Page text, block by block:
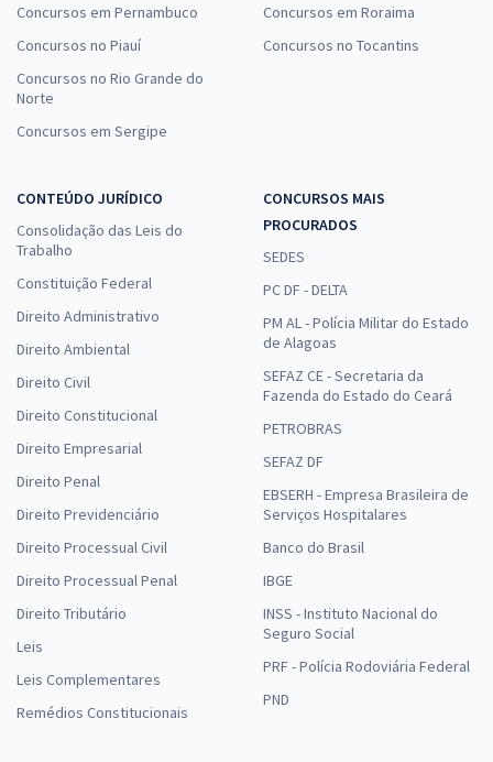
Concursos em Pernambuco
Concursos no Piauí
Concursos no Rio Grande do
Norte
Concursos em Sergipe
Concursos em Roraima
Concursos no Tocantins
CONTEÚDO JURÍDICO
Consolidação das Leis do
Trabalho
Constituição Federal
Direito Administrativo
Direito Ambiental
Direito Civil
Direito Constitucional
Direito Empresarial
Direito Penal
Direito Previdenciário
Direito Processual Civil
Direito Processual Penal
Direito Tributário
Leis
Leis Complementares
Remédios Constitucionais
CONCURSOS MAIS
PROCURADOS
SEDES
PC DF - DELTA
PM AL - Polícia Militar do Estado
de Alagoas
SEFAZ CE - Secretaria da
Fazenda do Estado do Ceará
PETROBRAS
SEFAZ DF
EBSERH - Empresa Brasileira de
Serviços Hospitalares
Banco do Brasil
IBGE
INSS - Instituto Nacional do
Seguro Social
PRF - Polícia Rodoviária Federal
PND